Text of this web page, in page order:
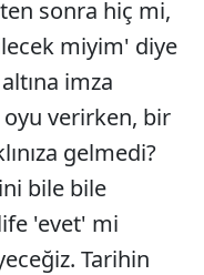
sonra hiç mi,
miyim' diye
imza
verirken, bir
gelmedi?
bile bile
'evet' mi
Tarihin